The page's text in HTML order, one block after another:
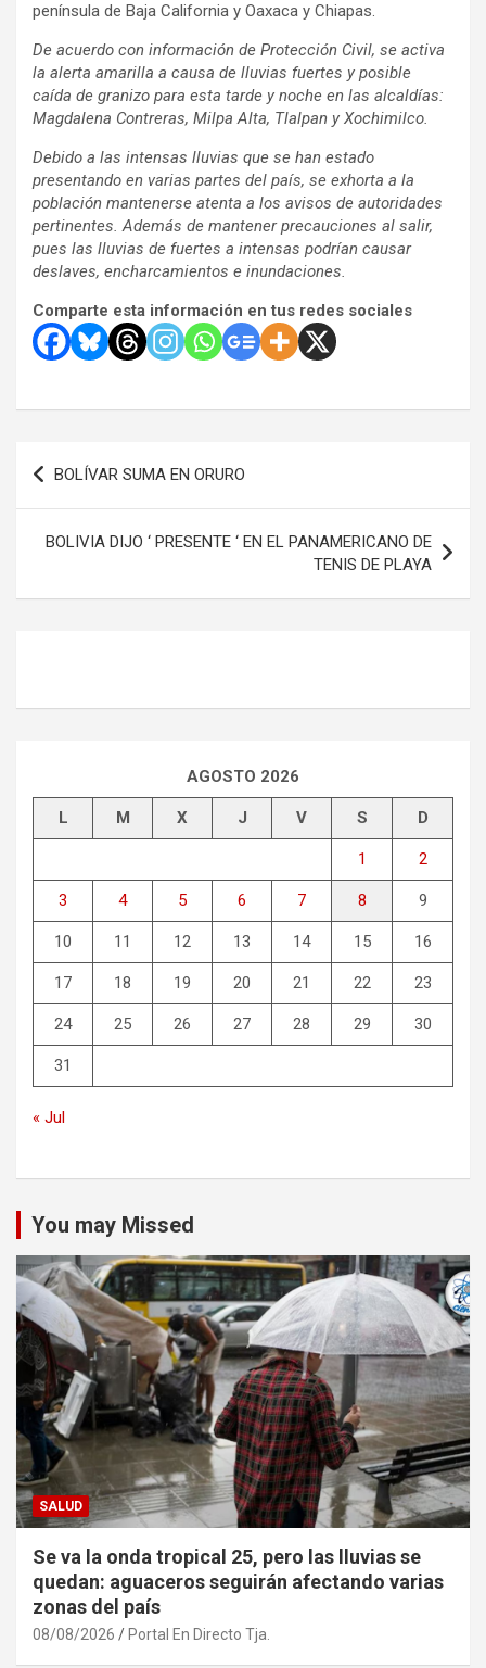
península de Baja California y Oaxaca y Chiapas.
De acuerdo con información de Protección Civil, se activa
la alerta amarilla a causa de lluvias fuertes y posible
caída de granizo para esta tarde y noche en las alcaldías:
Magdalena Contreras, Milpa Alta, Tlalpan y Xochimilco.
Debido a las intensas lluvias que se han estado
presentando en varias partes del país, se exhorta a la
población mantenerse atenta a los avisos de autoridades
pertinentes. Además de mantener precauciones al salir,
pues las lluvias de fuertes a intensas podrían causar
deslaves, encharcamientos e inundaciones.
Comparte esta información en tus redes sociales
Navegación
de
entradas
BOLÍVAR SUMA EN ORURO
BOLIVIA DIJO ‘ PRESENTE ‘ EN EL PANAMERICANO DE
TENIS DE PLAYA
AGOSTO 2026
L M X J V S D
1 2
3 4 5 6 7 8 9
10 11 12 13 14 15 16
17 18 19 20 21 22 23
24 25 26 27 28 29 30
31
« Jul
You may Missed
SALUD
Se va la onda tropical 25, pero las lluvias se
quedan: aguaceros seguirán afectando varias
zonas del país
08/08/2026 Portal En Directo Tja.